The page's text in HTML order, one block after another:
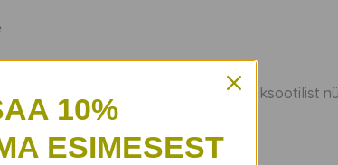
toidule lisada unikaalset maitset ja eksootilist
10%
ESIMESEST